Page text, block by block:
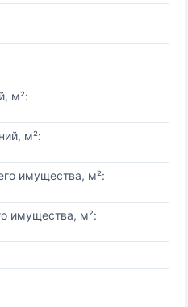
м²:
м²:
имущества, м²:
имущества, м²: